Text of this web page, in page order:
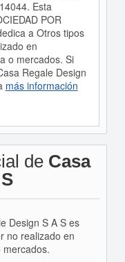
Esta
POR
a Otros tipos
en
o mercados. Si
Regale Design
más información
de Casa
Design S A S es
no realizado en